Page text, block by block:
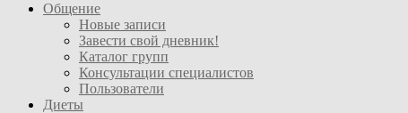
Общение
Новые записи
Завести свой дневник!
Каталог групп
Консультации специалистов
Пользователи
Диеты